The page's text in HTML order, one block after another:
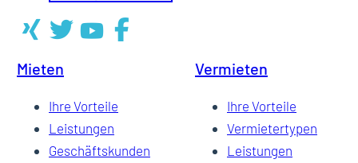
Mieten
Ihre Vorteile
Leistungen
Geschäftskunden
Vermieten
Ihre Vorteile
Vermietertypen
Leistungen